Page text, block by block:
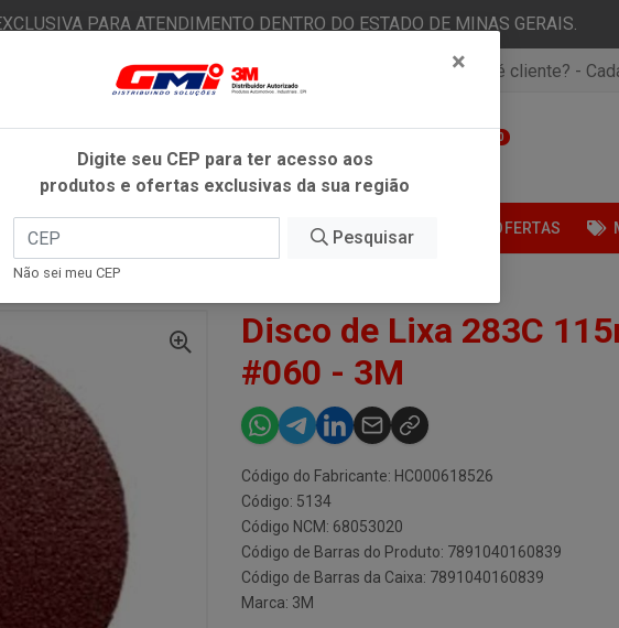
PARA ATENDIMENTO DENTRO DO ESTADO DE MINAS GERAIS.
Já é cliente? - Entrar Não é cliente? -
0
FITAS ADESIVAS ESTÉTICA AUTOMOTIVA OFERTAS
115MM 41/2 POL #060 - 3M
Disco de Lixa 283C
#060 - 3M
Código do Fabricante: HC000618526
Código: 5134
Código NCM: 68053020
Código de Barras do Produto: 7891040160839
Código de Barras da Caixa: 7891040160839
Marca: 3M
×
Digite seu CEP para ter acesso aos
produtos e ofertas exclusivas da sua região
Pesquisar
Não sei meu CEP